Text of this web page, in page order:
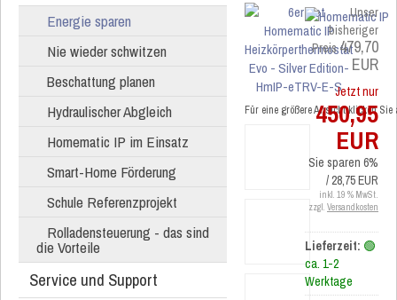
Energie sparen
Nie wieder schwitzen
Beschattung planen
Hydraulischer Abgleich
Homematic IP im Einsatz
Smart-Home Förderung
Schule Referenzprojekt
Rolladensteuerung - das sind
die Vorteile
Service und Support
Für eine größere Ansicht klicken
Unser
bisheriger
Preis479,70
EUR
Jetzt nur
450,95
EUR
Sie sparen 6%
/ 28,75 EUR
inkl. 19 % MwSt.
zzgl. Versandkosten
Lieferzeit: 🟢
ca. 1-2
Werktage